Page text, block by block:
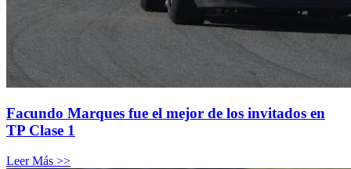
Facundo Marques fue el mejor de los invitados en
TP Clase 1
Leer Más >>